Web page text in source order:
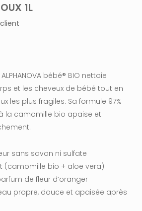
1L
bébé® BIO nettoie
et les cheveux de bébé tout en
les plus fragiles. Sa formule 97%
la camomille bio apaise et
sans savon ni sulfate
(camomille bio + aloe vera)
de fleur d’oranger
propre, douce et apaisée après